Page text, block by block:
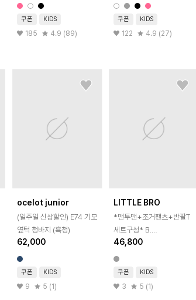
쿠폰 KIDS
185 4.9 (89)
쿠폰 KIDS
122 4.9 (27)
ocelot junior
(일주일 신상할인) E74 기모
옆턱 청바지 (흑청)
62,000
쿠폰 KIDS
9 5 (1)
LITTLE BRO
*맨투맨+조거팬츠+반팔T
세트구성* B.
뉴요크기모3종세트
[세트BEXA107A]
46,800
쿠폰 KIDS
3 5 (1)